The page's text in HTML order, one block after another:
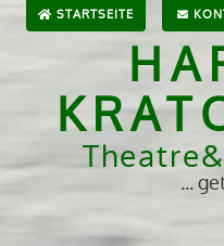
STARTSEITE
...